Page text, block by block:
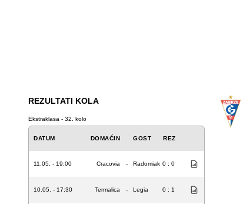
REZULTATI KOLA
Ekstraklasa - 32. kolo
DATUM DOMAĆIN GOST REZ
11.05. - 19:00 Cracovia - Radomiak 0 : 0
10.05. - 17:30 Termalica - Legia 0 : 1